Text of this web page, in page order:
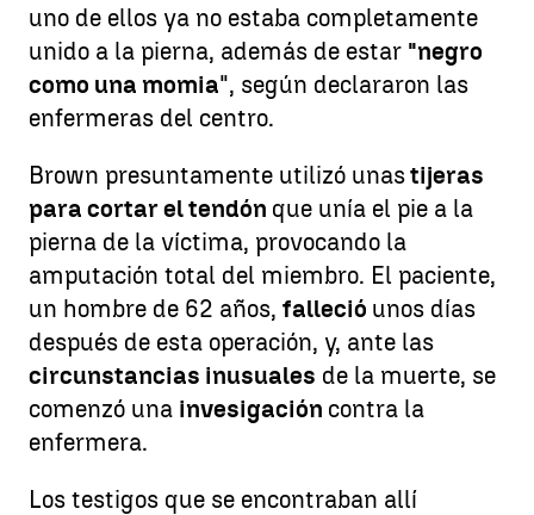
uno de ellos ya no estaba completamente
unido a la pierna, además de estar "negro
como una momia", según declararon las
enfermeras del centro.
Brown presuntamente utilizó unastijeras
para cortar el tendón que unía el pie a la
pierna de la víctima, provocando la
amputación total del miembro. El paciente,
un hombre de 62 años, falleció unos días
después de esta operación, y, ante las
circunstancias inusuales de la muerte, se
comenzó una invesigación contra la
enfermera.
Los testigos que se encontraban allí